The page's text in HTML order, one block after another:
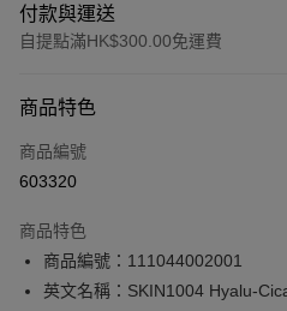
付款與運送
自提點滿HK$300.00免運費
信用卡
Apple Pay
PayMe
WeChat Pay
商品特色
商品編號
603320
商品特色
商品編號：111044002001
英文名稱：SKIN1004 Hyalu-